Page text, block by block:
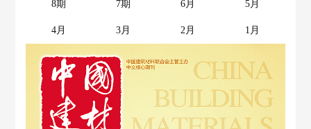
8期 7期 6月 5月
4月 3月 2月 1月